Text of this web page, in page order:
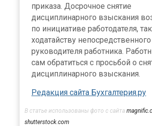
приказа. Досрочное снятие
дисциплинарного взыскания
по инициативе работодателя,
ходатайству непосредственного
руководителя работника.
сам обратиться с просьбой о
дисциплинарного взыскания.
Редакция сайта Бухгалтерия.ру
В статье использованы фото с сайта
shutterstock.com